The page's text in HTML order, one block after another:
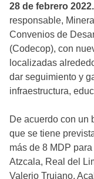
28 de febrero
responsable,
Convenios de
(Codecop), con
localizadas
dar seguimiento y
infraestructura,
De acuerdo con un
que se tiene
más de 8 MDP
Atzcala, Real del
Valerio Trujano,